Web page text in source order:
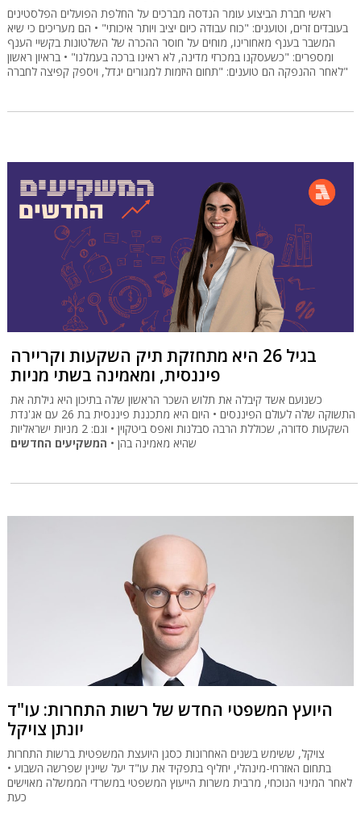
ראשי חברת הביצוע עומר הנדסה מברכים על החלפת הפועלים הפלסטינים
בעובדים זרים, וטוענים: "כוח עבודה כיום יציב ויותר איכותי" • הם מעריכים כי שיא
המשבר בענף מאחורינו, מוחים על חוסר ההכרה של השלטונות בקשיי הענף
ומספרים: "כשעסקנו במכרזי מדינה, לא ראינו ברכה בעמלנו" • בראיון ראשון
לאחר ההנפקה הם טוענים: "תחום היזמות למגורים יגדל, ויספק קפיצה לחברה"
בגיל 26 היא מתחזקת תיק השקעות וקריירה
פיננסית, ומאמינה בשתי מניות
כשנועם אשד קיבלה את תלוש השכר הראשון שלה בתיכון היא גילתה את
התשוקה שלה לעולם הפיננסים • היום היא מתכננת פיננסית בת 26 עם אג'נדת
השקעות סדורה, שכוללת הרבה סבלנות ואפס ביטקוין • וגם: 2 מניות ישראליות
שהיא מאמינה בהן • המשקיעים החדשים
היועץ המשפטי החדש של רשות התחרות: עו"ד
יונתן צויקל
צויקל, ששימש בשנים האחרונות כסגן היועצת המשפטית ברשות התחרות
בתחום האזרחי-מינהלי, יחליף בתפקיד את עו"ד יעל שיינין שפרשה השבוע •
לאחר המינוי הנוכחי, מרבית משרות הייעוץ המשפטי במשרדי הממשלה מאוישים
כעת